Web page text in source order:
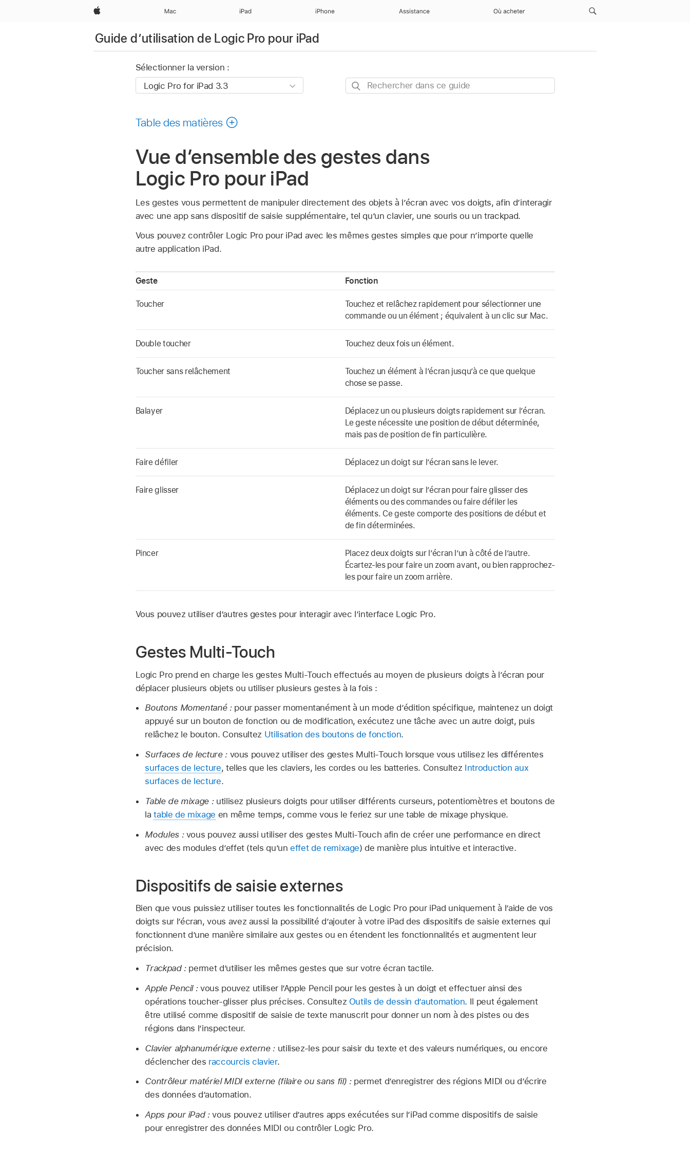
Apple Mac iPad iPhone Assistance Où acheter
Guide d’utilisation de Logic Pro pour iPad
Sélectionner la version :
Rechercher
Table des matières
Vue d’ensemble des gestes dans
Logic Pro pour iPad
Les gestes vous permettent de manipuler directement des objets à l’écran avec vos doigts, afin d’interagir
avec une app sans dispositif de saisie supplémentaire, tel qu’un clavier, une souris ou un trackpad.
Vous pouvez contrôler Logic Pro pour iPad avec les mêmes gestes simples que pour n’importe quelle
autre application iPad.
Geste Fonction
Toucher
Touchez et relâchez rapidement pour sélectionner une
commande ou un élément ; équivalent à un clic sur Mac.
Double toucher Touchez deux fois un élément.
Toucher sans relâchement
Touchez un élément à l’écran jusqu’à ce que quelque
chose se passe.
Balayer
Déplacez un ou plusieurs doigts rapidement sur l’écran.
Le geste nécessite une position de début déterminée,
mais pas de position de fin particulière.
Faire défiler Déplacez un doigt sur l’écran sans le lever.
Faire glisser
Déplacez un doigt sur l’écran pour faire glisser des
éléments ou des commandes ou faire défiler les
éléments. Ce geste comporte des positions de début et
de fin déterminées.
Pincer
Placez deux doigts sur l’écran l’un à côté de l’autre.
Écartez-les pour faire un zoom avant, ou bien rapprochez-
les pour faire un zoom arrière.
Vous pouvez utiliser d’autres gestes pour interagir avec l’interface Logic Pro.
Gestes Multi-Touch
Logic Pro prend en charge les gestes Multi-Touch effectués au moyen de plusieurs doigts à l’écran pour
déplacer plusieurs objets ou utiliser plusieurs gestes à la fois :
Boutons Momentané :pour passer momentanément à un mode d’édition spécifique, maintenez un doigt
appuyé sur un bouton de fonction ou de modification, exécutez une tâche avec un autre doigt, puis
relâchez le bouton. Consultez Utilisation des boutons de fonction.
Surfaces de lecture :vous pouvez utiliser des gestes Multi-Touch lorsque vous utilisez les différentes
surfaces de lecture, telles que les claviers, les cordes ou les batteries. Consultez Introduction aux
surfaces de lecture.
Table de mixage :utilisez plusieurs doigts pour utiliser différents curseurs, potentiomètres et boutons de
latable de mixage en même temps, comme vous le feriez sur une table de mixage physique.
Modules :vous pouvez aussi utiliser des gestes Multi-Touch afin de créer une performance en direct
avec des modules d’effet (tels qu’uneffet de remixage) de manière plus intuitive et interactive.
Dispositifs de saisie externes
Bien que vous puissiez utiliser toutes les fonctionnalités de Logic Pro pour iPad uniquement à l’aide de vos
doigts sur l’écran, vous avez aussi la possibilité d’ajouter à votre iPad des dispositifs de saisie externes qui
fonctionnent d’une manière similaire aux gestes ou en étendent les fonctionnalités et augmentent leur
précision.
Trackpad :permet d’utiliser les mêmes gestes que sur votre écran tactile.
Apple Pencil :vous pouvez utiliser l’Apple Pencil pour les gestes à un doigt et effectuer ainsi des
opérations toucher-glisser plus précises. Consultez Outils de dessin d’automation. Il peut également
être utilisé comme dispositif de saisie de texte manuscrit pour donner un nom à des pistes ou des
régions dans l’inspecteur.
Clavier alphanumérique externe :utilisez-les pour saisir du texte et des valeurs numériques, ou encore
déclencher des raccourcis clavier.
Contrôleur matériel MIDI externe (filaire ou sans fil) :permet d’enregistrer des régions MIDI ou d’écrire
des données d’automation.
Apps pour iPad :vous pouvez utiliser d’autres apps exécutées sur l’iPad comme dispositifs de saisie
pour enregistrer des données MIDI ou contrôler Logic Pro.